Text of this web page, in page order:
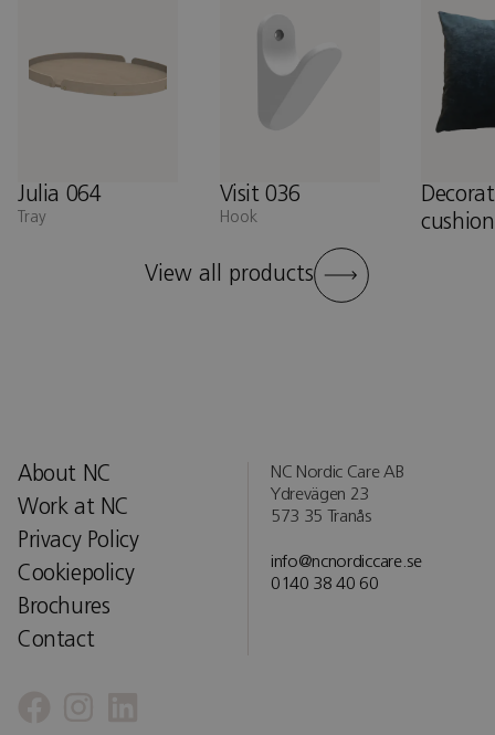
Julia 064
Tray
Visit 036
Hook
View all products
About NC
Work at NC
Privacy Policy
Cookiepolicy
Brochures
Contact
NC Nordic Care AB
Ydrevägen 23
573 35 Tranås
info@ncnordiccare.se
0140 38 40 60